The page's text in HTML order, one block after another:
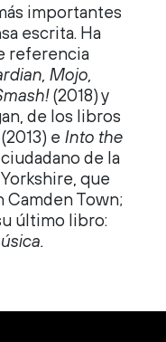
importantes
escrita. Ha
referencia
Mojo,
(2018)y
, de los libros
(2013) e Into the
de la
que
Camden Town;
último libro: